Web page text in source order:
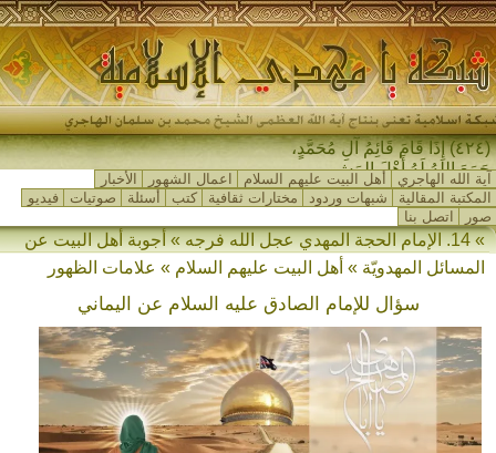
(٤٢٤) إِذَا قَامَ قَائِمُ آلِ مُحَمَّدٍ،
جَمَعَ اللهُ لَهُ أَهْلَ المَشْرِق_
آية الله الهاجري أهل البيت عليهم السلام اعمال الشهور
الأخبار
المكتبة المقالية
شبهات وردود مختارات ثقافية كتب أسئلة صوتيات
فيديو
صور
اتصل بنا
» 14. الإمام الحجة المهدي عجل الله فرجه » أجوبة أهل البيت عن
المسائل المهدويّة » أهل البيت عليهم السلام » علامات الظهور
سؤال للإمام الصادق عليه السلام عن اليماني